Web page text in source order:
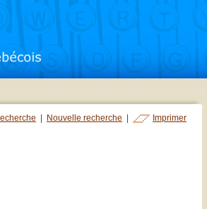
Nouvelle recherche Imprimer